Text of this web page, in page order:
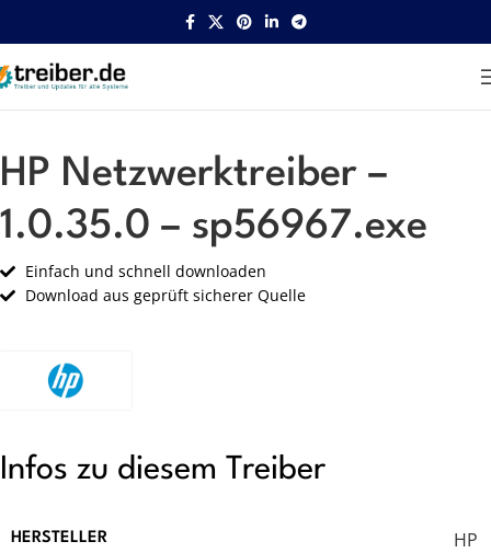
Startseite HP Netzwerk
HP Netzwerktreiber –
1.0.35.0 – sp56967.exe
Einfach und schnell downloaden
Download aus geprüft sicherer Quelle
Infos zu diesem Treiber
HERSTELLER HP